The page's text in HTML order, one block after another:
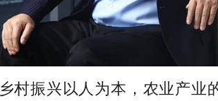
村振兴以人为本，农业产业